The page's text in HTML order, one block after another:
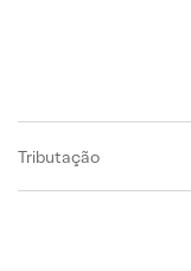
Tributação